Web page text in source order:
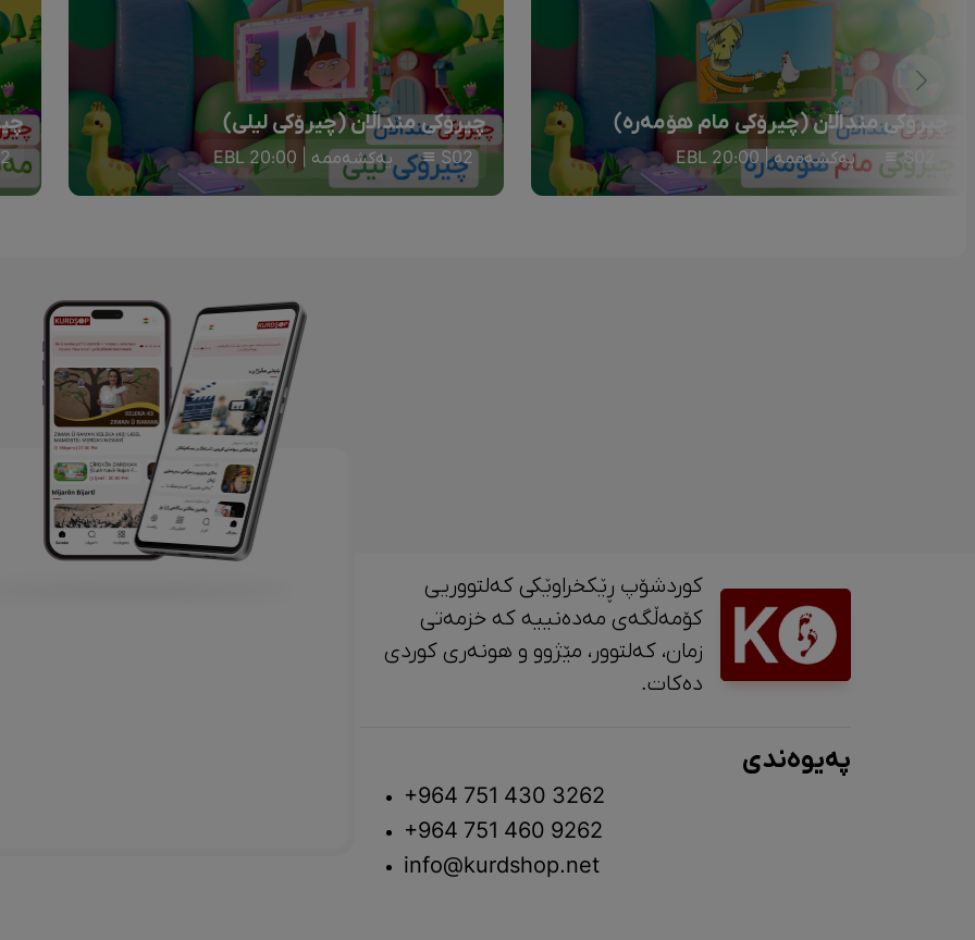
چیرۆکی منداڵان (چیرۆکی مام هۆمەرە)
S02 یەکشەممە | 20:00 EBL
چیرۆکی منداڵان (چیرۆکی لیلی)
S02 یەکشەممە | 20:00 EBL
کوردشۆپ ڕێکخراوێکی کەلتووریی
کۆمەڵگەی مەدەنییە کە خزمەتی
زمان، کەلتوور، مێژوو و ‎هونەری کوردی
دەکات.
پەیوەندی
+964 751 430 3262
+964 751 460 9262
info@kurdshop.net